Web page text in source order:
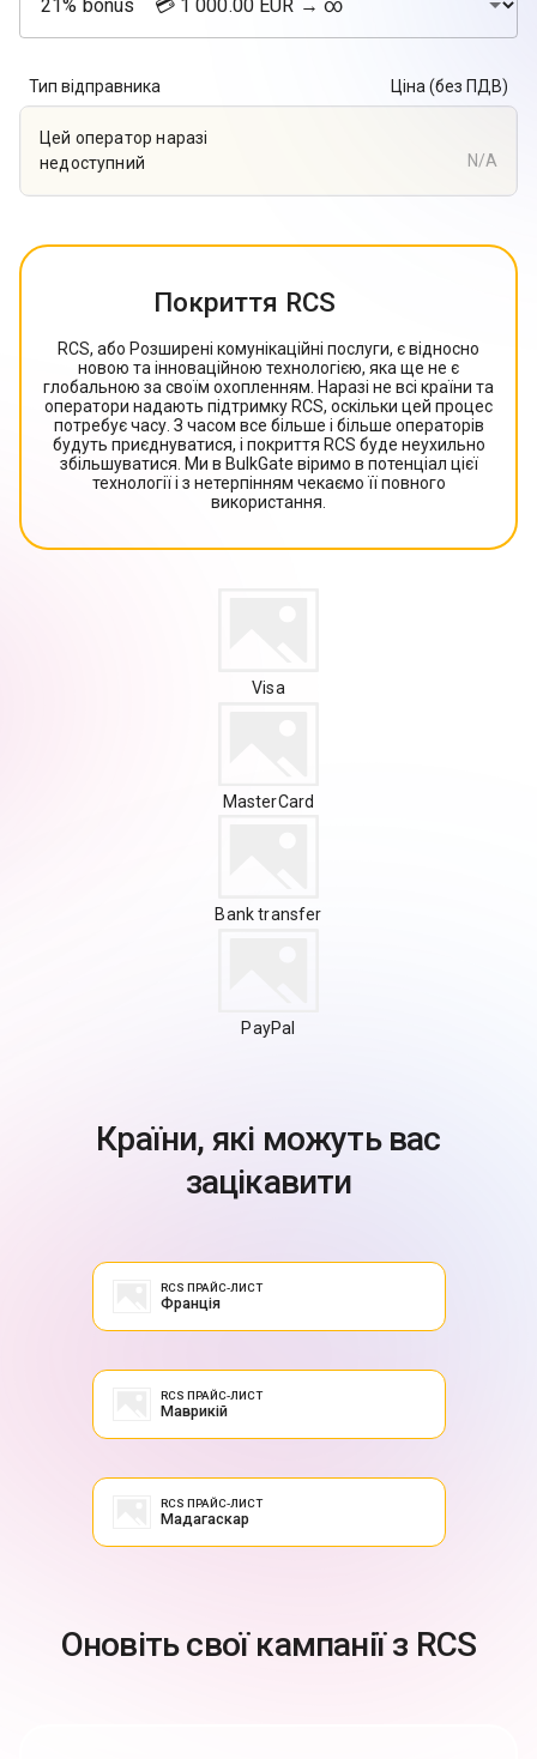
Тип відправника Ціна (без ПДВ)
Цей оператор наразі
недоступний
N/A
Покриття RCS
RCS, або Розширені комунікаційні послуги, є відносно
новою та інноваційною технологією, яка ще не є
глобальною за своїм охопленням. Наразі не всі країни та
оператори надають підтримку RCS, оскільки цей процес
потребує часу. З часом все більше і більше операторів
будуть приєднуватися, і покриття RCS буде неухильно
збільшуватися. Ми в BulkGate віримо в потенціал цієї
технології і з нетерпінням чекаємо її повного
використання.
Visa
MasterCard
Bank transfer
PayPal
Країни, які можуть вас
зацікавити
RCS ПРАЙС-ЛИСТ
Франція
RCS ПРАЙС-ЛИСТ
Маврикій
RCS ПРАЙС-ЛИСТ
Мадагаскар
Оновіть свої кампанії з RCS